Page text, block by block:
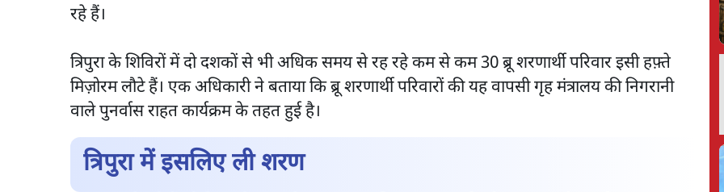
रहे हैं।
त्रिपुरा के शिविरों में दो दशकों से भी अधिक समय से रह रहे कम से कम 30 ब्रू शरणार्थी परिवार इसी हफ़्ते
मिज़ोरम लौटे हैं। एक अधिकारी ने बताया कि ब्रू शरणार्थी परिवारों की यह वापसी गृह मंत्रालय की निगरानी
वाले पुनर्वास राहत कार्यक्रम के तहत हुई है।
त्रिपुरा में इसलिए ली शरण